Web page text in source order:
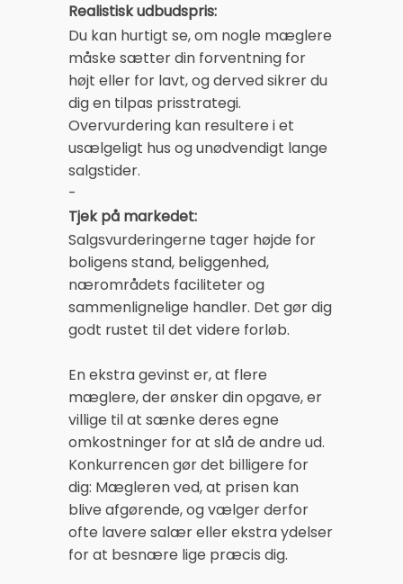
Realistisk udbudspris:
Du kan hurtigt se, om nogle mæglere
måske sætter din forventning for
højt eller for lavt, og derved sikrer du
dig en tilpas prisstrategi.
Overvurdering kan resultere i et
usælgeligt hus og unødvendigt lange
salgstider.
-
Tjek på markedet:
Salgsvurderingerne tager højde for
boligens stand, beliggenhed,
nærområdets faciliteter og
sammenlignelige handler. Det gør dig
godt rustet til det videre forløb.
En ekstra gevinst er, at flere
mæglere, der ønsker din opgave, er
villige til at sænke deres egne
omkostninger for at slå de andre ud.
Konkurrencen gør det billigere for
dig: Mægleren ved, at prisen kan
blive afgørende, og vælger derfor
ofte lavere salær eller ekstra ydelser
for at besnære lige præcis dig.